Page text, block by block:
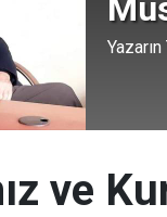
Yazarın
ve